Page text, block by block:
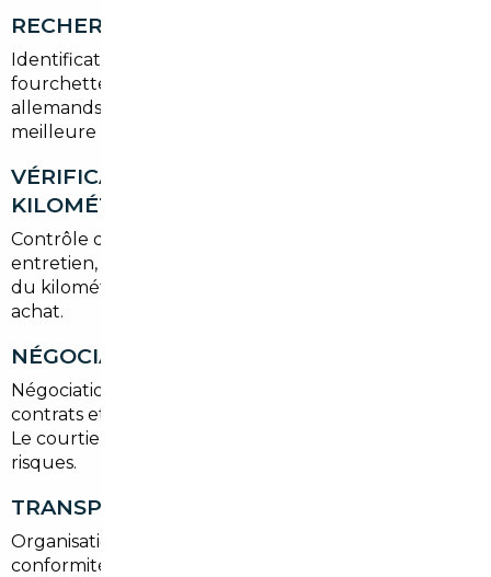
RECHERCHE DU VÉHICULE
Identification du modèle, motorisation, options et
fourchette de prix. Le courtier parcourt les marchés
allemands, belges et néerlandais pour trouver la
meilleure offre.
VÉRIFICATION HISTORIQUE ET
KILOMÉTRAGE
Contrôle des certificats d entretien, rapport d
entretien, absence d accidents majeurs et cohérence
du kilométrage. Tests et expertises possibles avant
achat.
NÉGOCIATION ET ACHAT
Négociation des meilleures conditions, rédaction des
contrats et accompagnement au paiement sécurisé.
Le courtier agit comme intermédiaire pour limiter les
risques.
TRANSPORT ET IMMATRICULATION
Organisation du transport vers Thiais, mise en
conformité aux normes françaises, TVA et